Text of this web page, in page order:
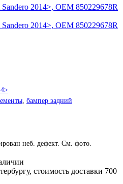
бампер задний
неб. дефект. См. фото.
стоимость доставки 700